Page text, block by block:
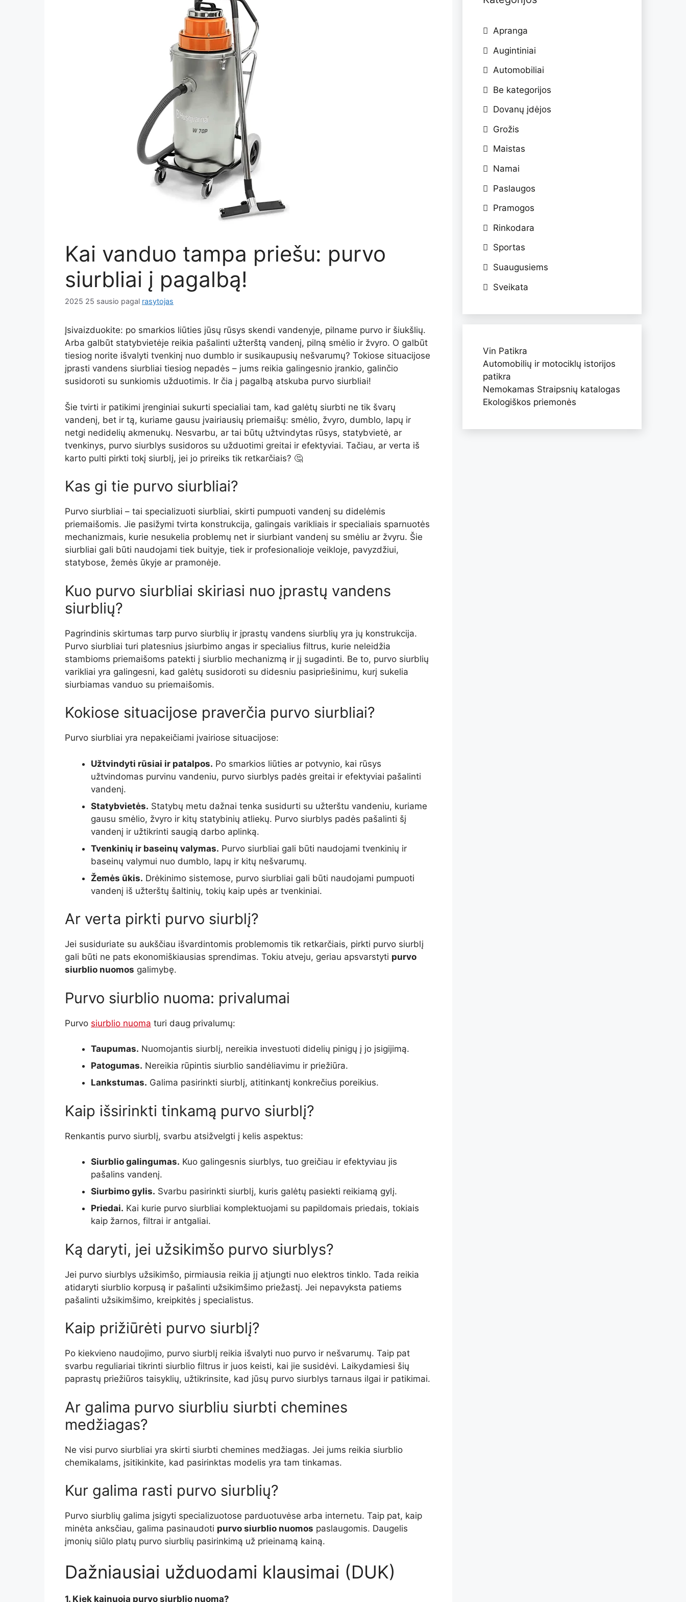
Kai vanduo tampa priešu: purvo
siurbliai į pagalbą!
2025 25 sausio pagal rasytojas
Įsivaizduokite: po smarkios liūties jūsų rūsys skendi vandenyje, pilname purvo ir šiukšlių.
Arba galbūt statybvietėje reikia pašalinti užterštą vandenį, pilną smėlio ir žvyro. O galbūt
tiesiog norite išvalyti tvenkinį nuo dumblo ir susikaupusių nešvarumų? Tokiose situacijose
įprasti vandens siurbliai tiesiog nepadės – jums reikia galingesnio įrankio, galinčio
susidoroti su sunkiomis užduotimis. Ir čia į pagalbą atskuba purvo siurbliai!
Šie tvirti ir patikimi įrenginiai sukurti specialiai tam, kad galėtų siurbti ne tik švarų
vandenį, bet ir tą, kuriame gausu įvairiausių priemaišų: smėlio, žvyro, dumblo, lapų ir
netgi nedidelių akmenukų. Nesvarbu, ar tai būtų užtvindytas rūsys, statybvietė, ar
tvenkinys, purvo siurblys susidoros su užduotimi greitai ir efektyviai. Tačiau, ar verta iš
karto pulti pirkti tokį siurblį, jei jo prireiks tik retkarčiais? 🤔
Kas gi tie purvo siurbliai?
Purvo siurbliai – tai specializuoti siurbliai, skirti pumpuoti vandenį su didelėmis
priemaišomis. Jie pasižymi tvirta konstrukcija, galingais varikliais ir specialiais sparnuotės
mechanizmais, kurie nesukelia problemų net ir siurbiant vandenį su smėliu ar žvyru. Šie
siurbliai gali būti naudojami tiek buityje, tiek ir profesionalioje veikloje, pavyzdžiui,
statybose, žemės ūkyje ar pramonėje.
Kuo purvo siurbliai skiriasi nuo įprastų vandens
siurblių?
Pagrindinis skirtumas tarp purvo siurblių ir įprastų vandens siurblių yra jų konstrukcija.
Purvo siurbliai turi platesnius įsiurbimo angas ir specialius filtrus, kurie neleidžia
stambioms priemaišoms patekti į siurblio mechanizmą ir jį sugadinti. Be to, purvo siurblių
varikliai yra galingesni, kad galėtų susidoroti su didesniu pasipriešinimu, kurį sukelia
siurbiamas vanduo su priemaišomis.
Kokiose situacijose praverčia purvo siurbliai?
Purvo siurbliai yra nepakeičiami įvairiose situacijose:
Užtvindyti rūsiai ir patalpos. Po smarkios liūties ar potvynio, kai rūsys
užtvindomas purvinu vandeniu, purvo siurblys padės greitai ir efektyviai pašalinti
vandenį.
Statybvietės. Statybų metu dažnai tenka susidurti su užterštu vandeniu, kuriame
gausu smėlio, žvyro ir kitų statybinių atliekų. Purvo siurblys padės pašalinti šį
vandenį ir užtikrinti saugią darbo aplinką.
Tvenkinių ir baseinų valymas. Purvo siurbliai gali būti naudojami tvenkinių ir
baseinų valymui nuo dumblo, lapų ir kitų nešvarumų.
Žemės ūkis. Drėkinimo sistemose, purvo siurbliai gali būti naudojami pumpuoti
vandenį iš užterštų šaltinių, tokių kaip upės ar tvenkiniai.
Ar verta pirkti purvo siurblį?
Jei susiduriate su aukščiau išvardintomis problemomis tik retkarčiais, pirkti purvo siurblį
gali būti ne pats ekonomiškiausias sprendimas. Tokiu atveju, geriau apsvarstyti purvo
siurblio nuomos galimybę.
Purvo siurblio nuoma: privalumai
Purvo siurblio nuoma turi daug privalumų:
Taupumas. Nuomojantis siurblį, nereikia investuoti didelių pinigų į jo įsigijimą.
Patogumas. Nereikia rūpintis siurblio sandėliavimu ir priežiūra.
Lankstumas. Galima pasirinkti siurblį, atitinkantį konkrečius poreikius.
Kaip išsirinkti tinkamą purvo siurblį?
Renkantis purvo siurblį, svarbu atsižvelgti į kelis aspektus:
Siurblio galingumas. Kuo galingesnis siurblys, tuo greičiau ir efektyviau jis
pašalins vandenį.
Siurbimo gylis. Svarbu pasirinkti siurblį, kuris galėtų pasiekti reikiamą gylį.
Priedai. Kai kurie purvo siurbliai komplektuojami su papildomais priedais, tokiais
kaip žarnos, filtrai ir antgaliai.
Ką daryti, jei užsikimšo purvo siurblys?
Jei purvo siurblys užsikimšo, pirmiausia reikia jį atjungti nuo elektros tinklo. Tada reikia
atidaryti siurblio korpusą ir pašalinti užsikimšimo priežastį. Jei nepavyksta patiems
pašalinti užsikimšimo, kreipkitės į specialistus.
Kaip prižiūrėti purvo siurblį?
Po kiekvieno naudojimo, purvo siurblį reikia išvalyti nuo purvo ir nešvarumų. Taip pat
svarbu reguliariai tikrinti siurblio filtrus ir juos keisti, kai jie susidėvi. Laikydamiesi šių
paprastų priežiūros taisyklių, užtikrinsite, kad jūsų purvo siurblys tarnaus ilgai ir patikimai.
Ar galima purvo siurbliu siurbti chemines
medžiagas?
Ne visi purvo siurbliai yra skirti siurbti chemines medžiagas. Jei jums reikia siurblio
chemikalams, įsitikinkite, kad pasirinktas modelis yra tam tinkamas.
Kur galima rasti purvo siurblių?
Purvo siurblių galima įsigyti specializuotose parduotuvėse arba internetu. Taip pat, kaip
minėta anksčiau, galima pasinaudoti purvo siurblio nuomos paslaugomis. Daugelis
įmonių siūlo platų purvo siurblių pasirinkimą už prieinamą kainą.
Dažniausiai užduodami klausimai (DUK)
1. Kiek kainuoja purvo siurblio nuoma?
Apranga
Augintiniai
Automobiliai
Be kategorijos
Dovanų įdėjos
Grožis
Maistas
Namai
Paslaugos
Pramogos
Rinkodara
Sportas
Suaugusiems
Sveikata
Vin Patikra
Automobilių ir motociklų istorijos
patikra
Nemokamas Straipsnių katalogas
Ekologiškos priemonės